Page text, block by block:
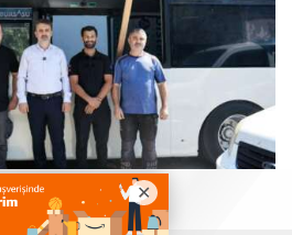
Uluslararası Bursa Festivali’nde bu kez çocuklar eğlendi!